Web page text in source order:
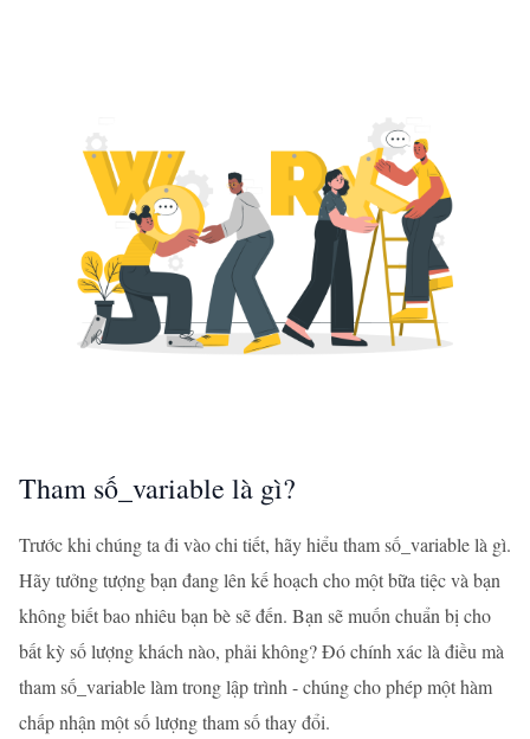
Tham số_variable là gì?
Trước khi chúng ta đi vào chi tiết, hãy hiểu tham số_variable là gì.
Hãy tưởng tượng bạn đang lên kế hoạch cho một bữa tiệc và bạn
không biết bao nhiêu bạn bè sẽ đến. Bạn sẽ muốn chuẩn bị cho
bất kỳ số lượng khách nào, phải không? Đó chính xác là điều mà
tham số_variable làm trong lập trình - chúng cho phép một hàm
chấp nhận một số lượng tham số thay đổi.